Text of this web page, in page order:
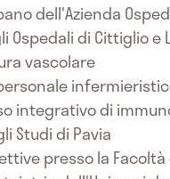
dell'Azienda
di Cittiglio
vascolare
integrativo di
Studi di Pavia
presso la